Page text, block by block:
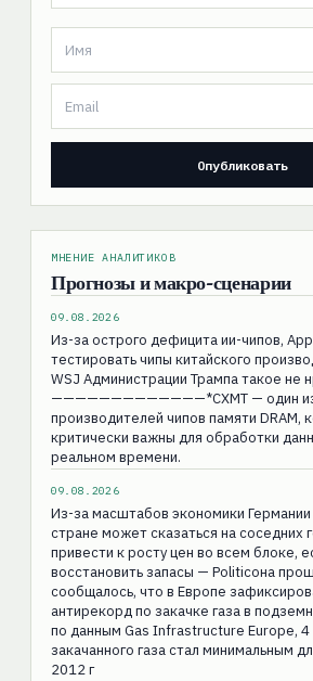
МНЕНИЕ АНАЛИТИКОВ
Прогнозы и макро-сценарии
09.08.2026
Из-за острого дефицита ии-чипов,
тестировать чипы китайского
WSJ Администрации Трампа такое не
—————————————*CXMT — один из
производителей чипов памяти DRAM,
критически важны для обработки
реальном времени.
09.08.2026
Из-за масштабов экономики Германии
стране может сказаться на соседних
привести к росту цен во всем блоке,
восстановить запасы — Politicoна
сообщалось, что в Европе
антирекорд по закачке газа в
по данным Gas Infrastructure Europe, 4
закачанного газа стал минимальным
2012 г